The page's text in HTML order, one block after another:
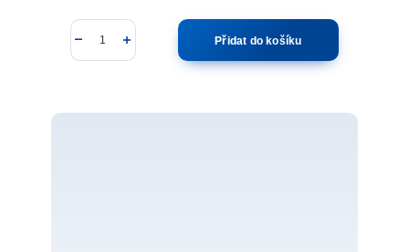
Přidat do košíku